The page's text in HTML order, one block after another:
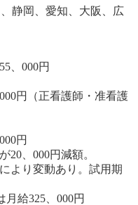
静岡、愛知、大阪、広
、000円
円（正看護師・准看護
円
、000円減額。
より変動あり。試用期
給325、000円